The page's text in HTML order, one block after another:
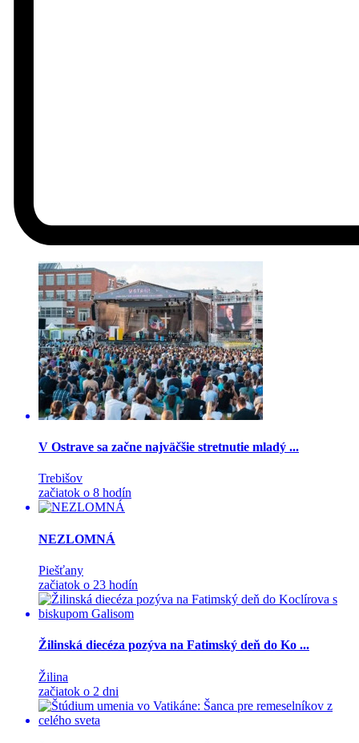
V Ostrave sa začne najväčšie stretnutie mladý ...
Trebišov
začiatok o 8 hodín
NEZLOMNÁ
Piešťany
začiatok o 23 hodín
Žilinská diecéza pozýva na Fatimský deň do Ko ...
Žilina
začiatok o 2 dni